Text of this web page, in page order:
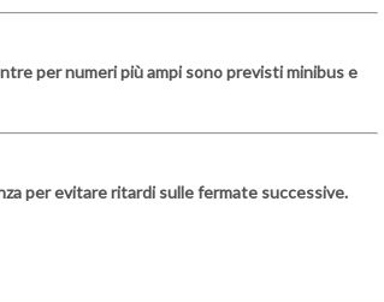
per numeri più ampi sono previsti minibus e
per evitare ritardi sulle fermate successive.